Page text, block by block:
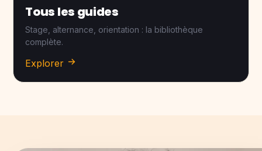
Tous les guides
Stage, alternance, orientation : la bibliothèque
complète.
Explorer